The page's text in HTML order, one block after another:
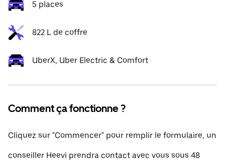
5 places
822 L de coffre
UberX, Uber Electric & Comfort
Comment ça fonctionne ?
Cliquez sur "Commencer" pour remplir le formulaire, un
conseiller Heevi prendra contact avec vous sous 48